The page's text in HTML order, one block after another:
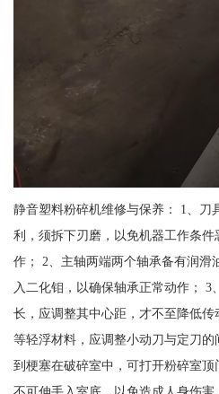
静音塑料粉碎机维修与保养： 1、刀
利，须拆下刃磨，以免机器工作条
作； 2、主轴两端两个轴承备有润滑
入二化钼，以确保轴承正常动作； 3
长，应调整其中心距，才不至降低
等轻浮材料，应调整小动刀与定刀
到梗塞在破碎室中，可打开粉碎室